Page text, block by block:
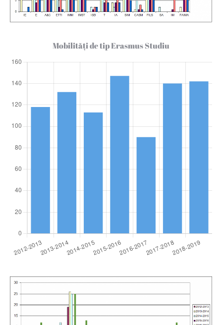
Mobilităţi de tip Erasmus Studiu